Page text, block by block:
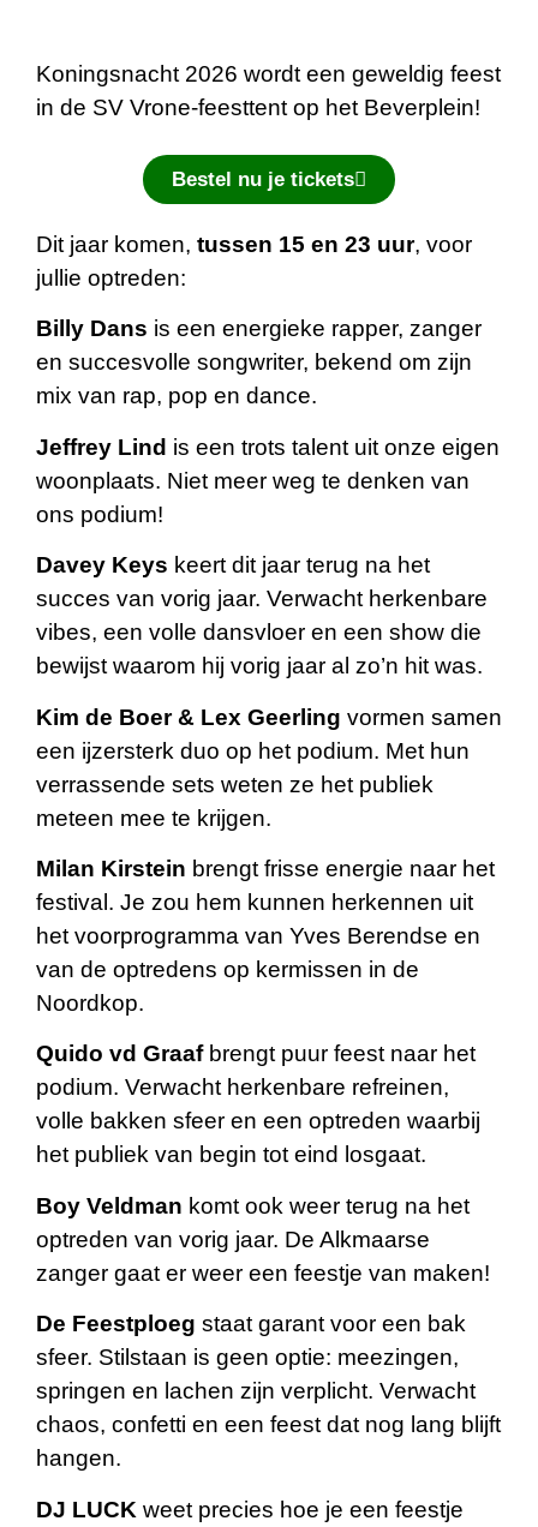
Koningsnacht 2026 wordt een geweldig feest
in de SV Vrone-feesttent op het Beverplein!
Bestel nu je tickets
Dit jaar komen, tussen 15 en 23 uur, voor
jullie optreden:
Billy Dans is een energieke rapper, zanger
en succesvolle songwriter, bekend om zijn
mix van rap, pop en dance.
Jeffrey Lind is een trots talent uit onze eigen
woonplaats. Niet meer weg te denken van
ons podium!
Davey Keys keert dit jaar terug na het
succes van vorig jaar. Verwacht herkenbare
vibes, een volle dansvloer en een show die
bewijst waarom hij vorig jaar al zo’n hit was.
Kim de Boer & Lex Geerling vormen samen
een ijzersterk duo op het podium. Met hun
verrassende sets weten ze het publiek
meteen mee te krijgen.
Milan Kirstein brengt frisse energie naar het
festival. Je zou hem kunnen herkennen uit
het voorprogramma van Yves Berendse en
van de optredens op kermissen in de
Noordkop.
Quido vd Graafbrengt puur feest naar het
podium. Verwacht herkenbare refreinen,
volle bakken sfeer en een optreden waarbij
het publiek van begin tot eind losgaat.
Boy Veldman komt ook weer terug na het
optreden van vorig jaar. De Alkmaarse
zanger gaat er weer een feestje van maken!
De Feestploeg staat garant voor een bak
sfeer. Stilstaan is geen optie: meezingen,
springen en lachen zijn verplicht. Verwacht
chaos, confetti en een feest dat nog lang blijft
hangen.
DJ LUCK weet precies hoe je een feestje